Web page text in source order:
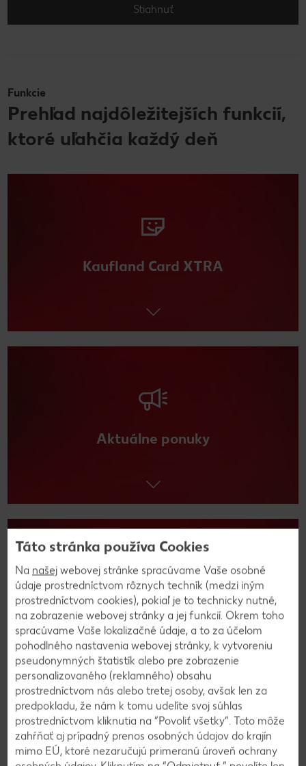
Stiahnuť
Funkcie
Prehľad najdôležitejších funkcií,
ktoré uľahčia každý deň
Kaufland Card XTRA
Aktuálne ponuky
Nákupný zoznam
Táto stránka používa Cookies
Na našej webovej stránke spracúvame Vaše osobné
údaje prostredníctvom rôznych techník (medzi iným
prostredníctvom cookies), pokiaľ je to technicky nutné,
na zobrazenie webovej stránky a jej funkcií. Okrem toho
spracúvame Vaše lokalizačné údaje, a to za účelom
pohodlného nastavenia webovej stránky, k vytvoreniu
pseudonymných štatistík alebo pre zobrazenie
personalizovaného (reklamného) obsahu
prostredníctvom nás alebo tretej osoby, avšak len za
predpokladu, že nám k tomu udelíte svoj súhlas
prostredníctvom kliknutia na “Povoliť všetky”. Toto môže
zahŕňať aj prípadný prenos osobných údajov do krajín
mimo EÚ, ktoré nezaručujú primeranú úroveň ochrany